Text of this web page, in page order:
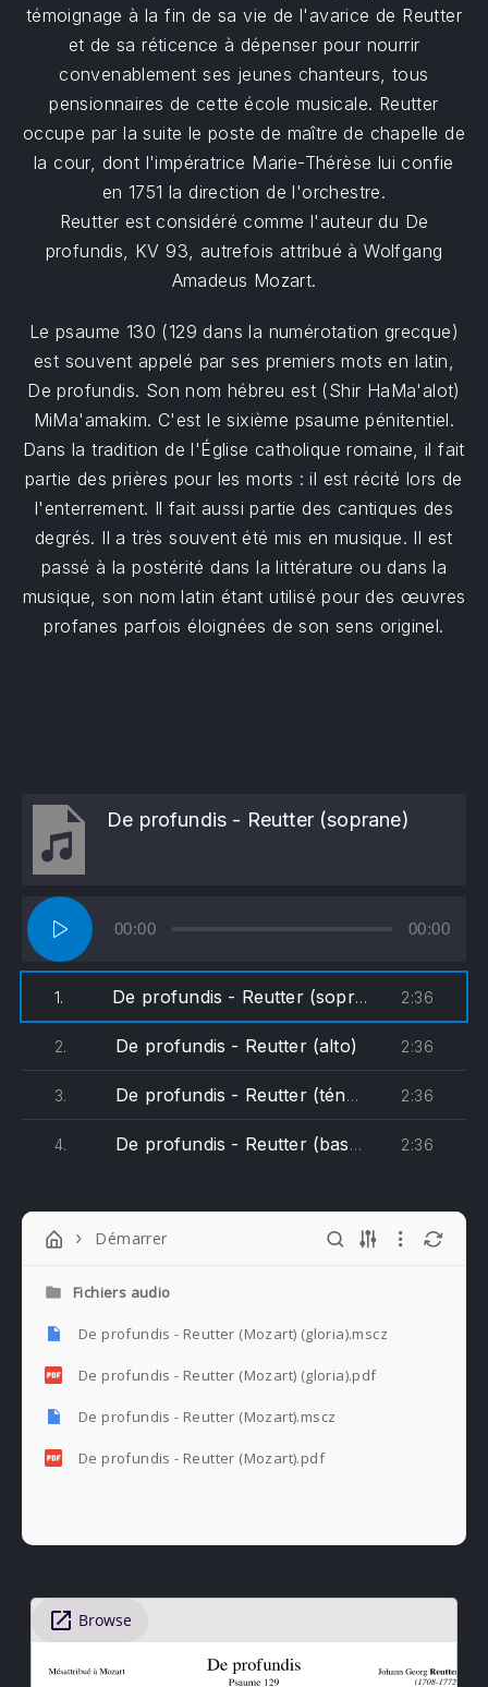
témoignage à la fin de sa vie de l'avarice de Reutter
et de sa réticence à dépenser pour nourrir
convenablement ses jeunes chanteurs, tous
pensionnaires de cette école musicale. Reutter
occupe par la suite le poste de maître de chapelle de
la cour, dont l'impératrice Marie-Thérèse lui confie
en 1751 la direction de l'orchestre.
Reutter est considéré comme l'auteur du De
profundis, KV 93, autrefois attribué à Wolfgang
Amadeus Mozart.
Le psaume 130 (129 dans la numérotation grecque)
est souvent appelé par ses premiers mots en latin,
De profundis. Son nom hébreu est (Shir HaMa'alot)
MiMa'amakim. C'est le sixième psaume pénitentiel.
Dans la tradition de l'Église catholique romaine, il fait
partie des prières pour les morts : il est récité lors de
l'enterrement. Il fait aussi partie des cantiques des
degrés. Il a très souvent été mis en musique. Il est
passé à la postérité dans la littérature ou dans la
musique, son nom latin étant utilisé pour des œuvres
profanes parfois éloignées de son sens originel.
De profundis - Reutter (soprane)
Lecteur
audio
00:00 00:00
1. De profundis - Reutter (soprane) 2:36
2. De profundis - Reutter (alto) 2:36
3. De profundis - Reutter (ténor) 2:36
4. De profundis - Reutter (basse) 2:36
Démarrer
Fichiers audio
De profundis - Reutter (Mozart) (gloria).mscz
De profundis - Reutter (Mozart) (gloria).pdf
De profundis - Reutter (Mozart).mscz
De profundis - Reutter (Mozart).pdf